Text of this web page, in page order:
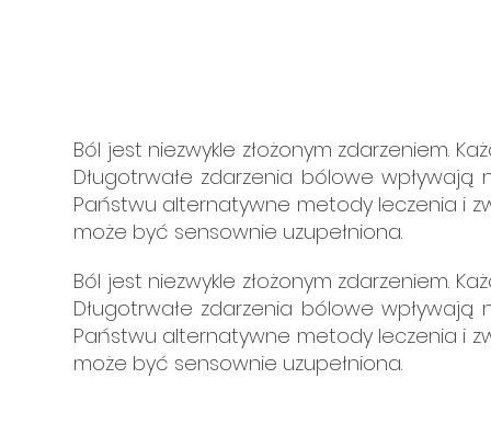
Ból jest niezwykle złożonym zdarzeniem.
Długotrwałe zdarzenia bólowe
Państwu alternatywne metody leczenia i
może być sensownie uzupełniona.
Ból jest niezwykle złożonym zdarzeniem.
Długotrwałe zdarzenia bólowe
Państwu alternatywne metody leczenia i
może być sensownie uzupełniona.